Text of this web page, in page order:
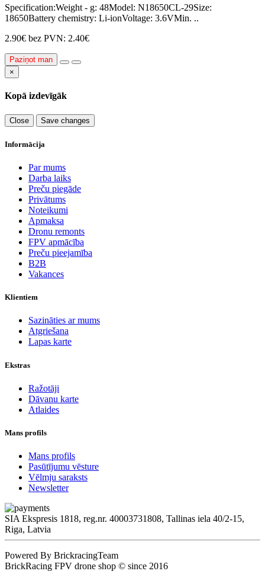
Specification:Weight - g: 48Model: N18650CL-29Size:
18650Battery chemistry: Li-ionVoltage: 3.6VMin. ..
2.90€ bez PVN: 2.40€
Paziņot man
×
Kopā izdevīgāk
Close Save changes
Informācija
Par mums
Darba laiks
Preču piegāde
Privātums
Noteikumi
Apmaksa
Dronu remonts
FPV apmācība
Preču pieejamība
B2B
Vakances
Klientiem
Sazināties ar mums
Atgriešana
Lapas karte
Ekstras
Ražotāji
Dāvanu karte
Atlaides
Mans profils
Mans profils
Pasūtījumu vēsture
Vēlmju saraksts
Newsletter
SIA Ekspresis 1818, reg.nr. 40003731808, Tallinas iela 40/2-15,
Riga, Latvia
Powered By BrickracingTeam
BrickRacing FPV drone shop © since 2016